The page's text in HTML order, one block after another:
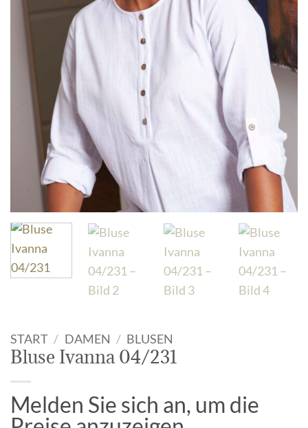
START / DAMEN / BLUSEN
Bluse Ivanna 04/231
Melden Sie sich an, um die